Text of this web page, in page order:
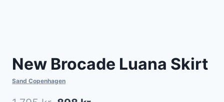
New Brocade Luana Skirt
Sand Copenhagen